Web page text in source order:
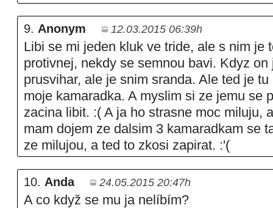
9. Anonym 12.03.2015 06:39h
Libi se mi jeden kluk ve tride, ale s nim je
protivnej, nekdy se semnou bavi. Kdyz
prusvihar, ale je snim sranda. Ale ted je
moje kamaradka. A myslim si ze jemu se
zacina libit. :( A ja ho strasne moc miluju,
mam dojem ze dalsim 3 kamaradkam se
ze milujou, a ted to zkosi zapirat. :'(
10. Anda 24.05.2015 20:47h
A co když se mu ja nelíbím?